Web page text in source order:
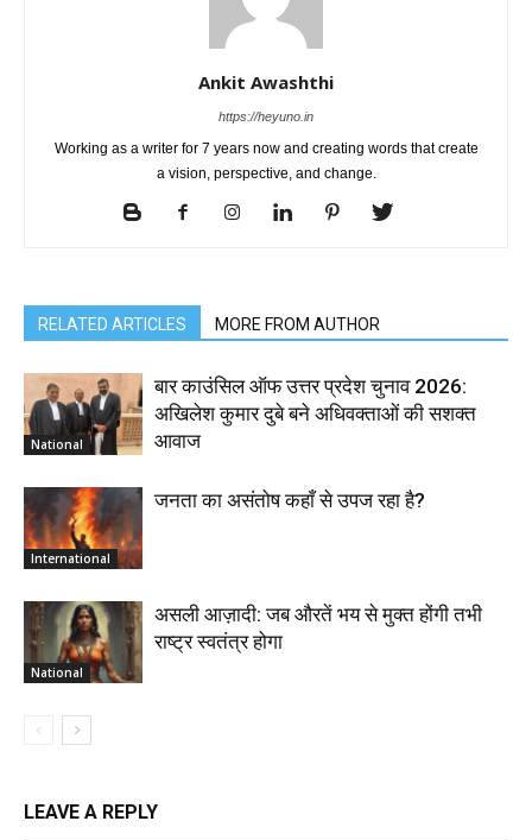
Ankit Awashthi
https://heyuno.in
Working as a writer for 7 years now and creating words that create
a vision, perspective, and change.
RELATED ARTICLES MORE FROM AUTHOR
National
बार काउंसिल ऑफ उत्तर प्रदेश चुनाव 2026:
अखिलेश कुमार दुबे बने अधिवक्ताओं की सशक्त
आवाज
International
जनता का असंतोष कहाँ से उपज रहा है?
National
असली आज़ादी: जब औरतें भय से मुक्त होंगी तभी
राष्ट्र स्वतंत्र होगा
LEAVE A REPLY